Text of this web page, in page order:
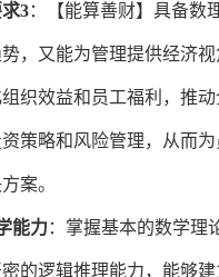
3： 【能算善财】具备数
，又能为管理提供经济视
织效益和员工福利，推
策略和风险管理，从而为
案。
能力： 掌握基本的数学理
的逻辑推理能力，能够